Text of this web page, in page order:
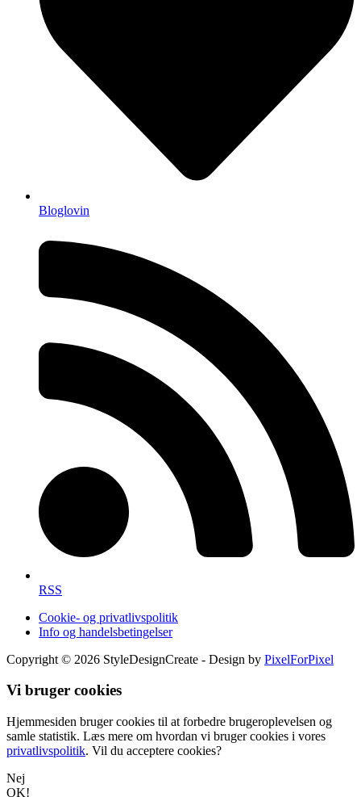
Bloglovin
RSS
Cookie- og privatlivspolitik
Info og handelsbetingelser
Copyright © 2026 StyleDesignCreate - Design by PixelForPixel
Vi bruger cookies
Hjemmesiden bruger cookies til at forbedre brugeroplevelsen og
samle statistik. Læs mere om hvordan vi bruger cookies i vores
privatlivspolitik. Vil du acceptere cookies?
Nej
OK!